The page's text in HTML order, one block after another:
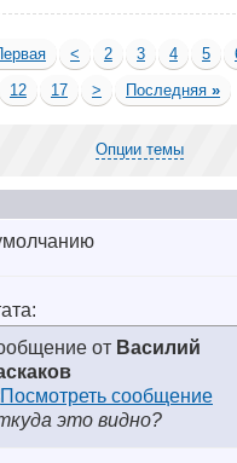
< 2 3 4 5
12 17 > Последняя »
Опции темы
от Василий
это видно?